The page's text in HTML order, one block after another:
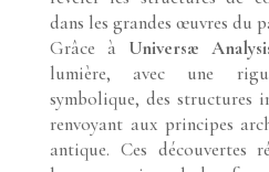
dans les grandes œuvres du
Grâce à Universæ
lumière, avec une
symbolique, des structures
renvoyant aux principes
antique. Ces découvertes